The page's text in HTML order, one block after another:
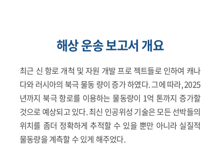
해상 운송 보고서 개요
최근 신 항로 개척 및 자원 개발 프로 젝트들로 인하여 캐나
다와 러시아의 북극 물동 량이 증가 하였다. 그에 따라, 2025
년까지 북극 항로를 이용하는 물동량이 1억 톤까지 증가할
것으로 예상되고 있다. 최신 인공위성 기술은 모든 선박들의
위치를 좀더 정확하게 추적할 수 있을 뿐만 아니라 실질적
물동량을 계측할 수 있게 해주었다.